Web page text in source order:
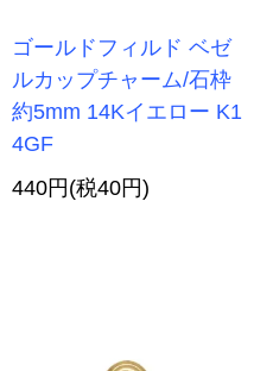
ゴールドフィルド ベゼ
ルカップチャーム/石枠
約5mm 14Kイエロー K1
4GF
440円(税40円)